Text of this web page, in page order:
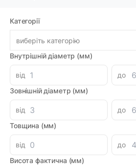
Категорії
виберіть категорію
Внутрішній діаметр (мм)
від
до
Зовнішній діаметр (мм)
від
до
Товщина (мм)
від
до
Висота фактична (мм)
177.77 грн
Манжета 14х22х6,3 K36
Артикул: K36-014
Виробник: KASTAS
Луцьк: 2